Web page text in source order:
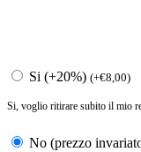
Si (+20%) (+€8,00)
Si, voglio ritirare subito il mio
No (prezzo